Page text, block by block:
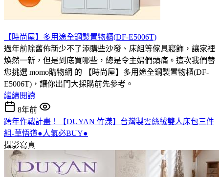
【時尚屋】多用途全鋼製置物櫃(DF-E5006T)
過年前除舊佈新少不了添購些沙發、床組等傢具寢飾，讓家裡
煥然一新，但是到底買哪些，總是令主婦們頭痛。這次我們替
您挑選 momo購物網 的 【時尚屋】多用途全鋼製置物櫃(DF-
E5006T)，讓你出門大採購前先參考。
繼續閱讀
8年前
跨年作戰計畫！【DUYAN 竹漾】台灣製雲絲絨雙人床包三件
組-草悟道●人氣必BUY●
攝影寫真